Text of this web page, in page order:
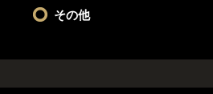
その他